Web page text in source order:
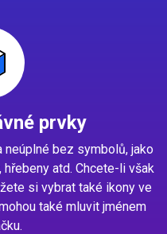
prvky
bez symbolů, jako
atd. Chcete-li však
si vybrat také ikony ve
také mluvit jménem